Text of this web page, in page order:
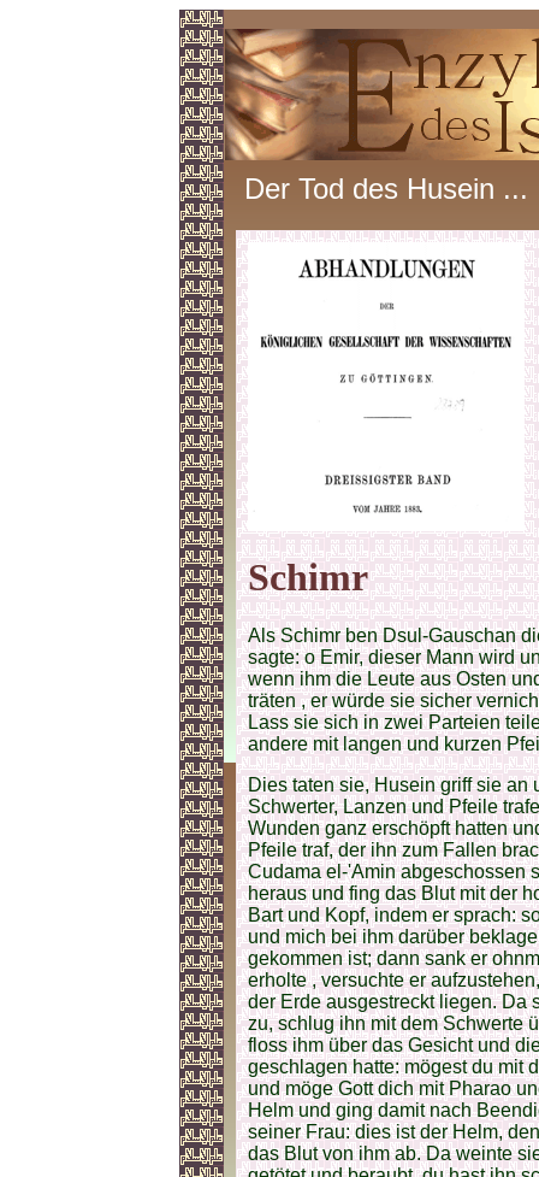
Der Tod des Husein ...
Schimr
Als Schimr ben Dsul-Gauschan
sagte: o Emir, dieser Mann wird
wenn ihm die Leute aus Osten
träten , er würde sie sicher
Lass sie sich in zwei Parteien
andere mit langen und kurzen
Dies taten sie, Husein griff sie an
Schwerter, Lanzen und Pfeile
Wunden ganz erschöpft hatten
Pfeile traf, der ihn zum Fallen
Cudama el-'Amin abgeschossen
heraus und fing das Blut mit der
Bart und Kopf, indem er sprach:
und mich bei ihm darüber
gekommen ist; dann sank er
erholte , versuchte er
der Erde ausgestreckt liegen. Da
zu, schlug ihn mit dem Schwerte
floss ihm über das Gesicht und
geschlagen hatte: mögest du mit
und möge Gott dich mit Pharao
Helm und ging damit nach
seiner Frau: dies ist der Helm,
das Blut von ihm ab. Da weinte